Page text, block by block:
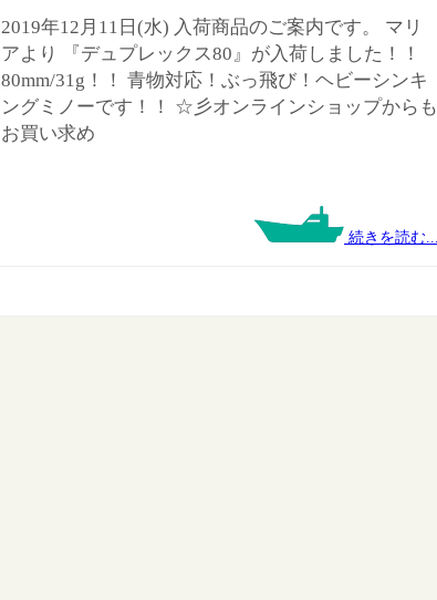
2019年12月11日(水) 入荷商品のご案内です。 マリ
アより 『デュプレックス80』が入荷しました！！
80mm/31g！！ 青物対応！ぶっ飛び！ヘビーシンキ
ングミノーです！！ ☆彡オンラインショップからも
お買い求め
続きを読む...